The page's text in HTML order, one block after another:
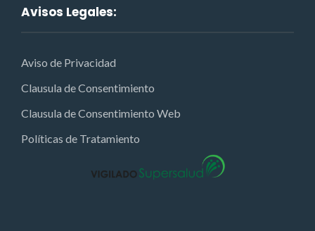
Avisos Legales:
Aviso de Privacidad
Clausula de Consentimiento
Clausula de Consentimiento Web
Políticas de Tratamiento